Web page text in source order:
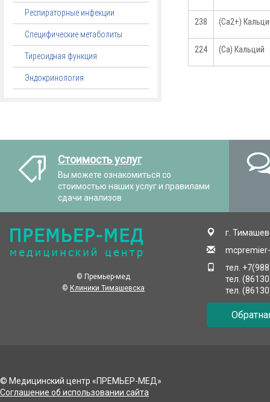
Респираторные инфекции
Специфические метаболиты
Тиреоидная функция
Эндокринология
238 (Ca2+)
224 (Ca) Кальций
Стоимость услуг
Вы можете ознакомиться со
стоимостью наших услуг и правилами
сдачи анализов
© Премьер-мед
© Клиники Тимашевска
г.
тел.
тел.
тел.
© Медицинский центр «ПРЕМЬЕР-МЕД»
Соглашение об использовании сайта